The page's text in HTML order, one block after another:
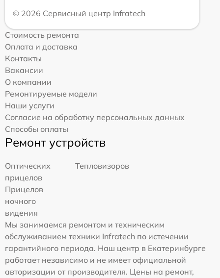
© 2026 Сервисный центр Infratech
Стоимость ремонта
Оплата и доставка
Контакты
Вакансии
О компании
Ремонтируемые модели
Наши услуги
Согласие на обработку персональных данных
Способы оплаты
Ремонт устройств
Оптических
прицелов
Тепловизоров
Прицелов
ночного
видения
Мы занимаемся ремонтом и техническим
обслуживанием техники Infratech по истечении
гарантийного периода. Наш центр в Екатеринбурге
работает независимо и не имеет официальной
авторизации от производителя. Цены на ремонт,